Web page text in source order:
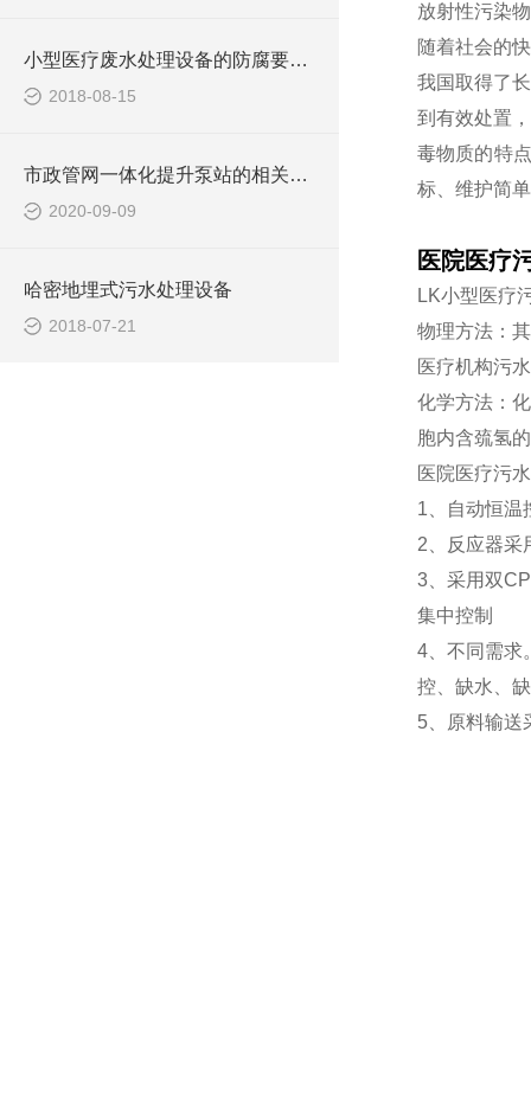
小型医疗废水处理设备的防腐要求你做到了吗
2018-08-15
市政管网一体化提升泵站的相关知识介绍
2020-09-09
哈密地埋式污水处理设备
2018-07-21
放射性污染
随着社会的
我国取得了
到有效处置
毒物质的特
标、维护简
医院医疗
LK小型医疗
物理方法：
医疗机构污
化学方法：
胞内含巯氢
医院医疗污
1、自动恒温
2、反应器采
3、采用双
集中控制
4、不同需求
控、缺水、
5、原料输送